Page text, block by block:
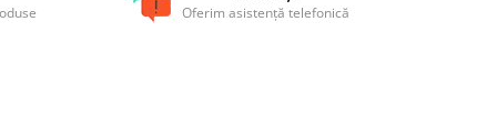
Oferim asistență telefonică